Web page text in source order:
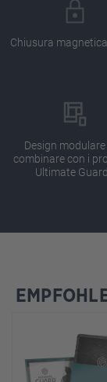
Chiusura
Design modulare
combinare con i
Ultimate Guard
Salta la galleria dei